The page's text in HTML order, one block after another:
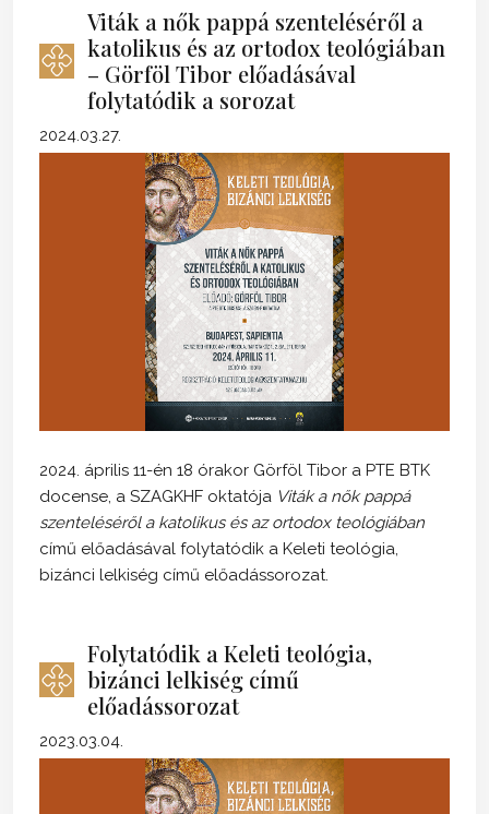
Viták a nők pappá szenteléséről a
katolikus és az ortodox teológiában
– Görföl Tibor előadásával
folytatódik a sorozat
2024.03.27.
2024. április 11-én 18 órakor Görföl Tibor a PTE BTK
docense, a SZAGKHF oktatója Viták a nők pappá
szenteléséről a katolikus és az ortodox teológiában
című előadásával folytatódik a Keleti teológia,
bizánci lelkiség című előadássorozat.
Folytatódik a Keleti teológia,
bizánci lelkiség című
előadássorozat
2023.03.04.